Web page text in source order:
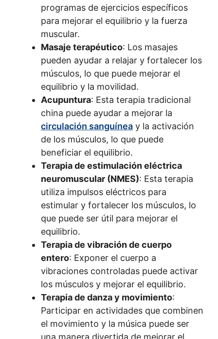
programas de ejercicios específicos
para mejorar el equilibrio y la fuerza
muscular.
Masaje terapéutico: Los masajes
pueden ayudar a relajar y fortalecer los
músculos, lo que puede mejorar el
equilibrio y la movilidad.
Acupuntura: Esta terapia tradicional
china puede ayudar a mejorar la
circulación sanguínea y la activación
de los músculos, lo que puede
beneficiar el equilibrio.
Terapia de estimulación eléctrica
neuromuscular (NMES): Esta terapia
utiliza impulsos eléctricos para
estimular y fortalecer los músculos, lo
que puede ser útil para mejorar el
equilibrio.
Terapia de vibración de cuerpo
entero: Exponer el cuerpo a
vibraciones controladas puede activar
los músculos y mejorar el equilibrio.
Terapia de danza y movimiento:
Participar en actividades que combinen
el movimiento y la música puede ser
una manera divertida de mejorar el